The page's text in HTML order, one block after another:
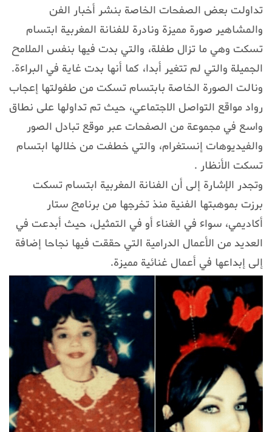
تداولت بعض الصفحات الخاصة بنشر أخبار الفن
والمشاهير صورة مميزة ونادرة للفنانة المغربية ابتسام
تسكت وهي ما تزال طفلة، والتي بدت فيها بنفس الملامح
الجميلة والتي لم تتغير أبدا، كما أنها بدت غاية في البراءة.
ونالت الصورة الخاصة بابتسام تسكت من طفولتها إعجاب
رواد مواقع التواصل الاجتماعي، حيث تم تداولها على نطاق
واسع في مجموعة من الصفحات عبر موقع تبادل الصور
والفيديوهات إنستغرام، والتي خطفت من خلالها ابتسام
تسكت الأنظار .
وتجدر الإشارة إلى أن الفنانة المغربية ابتسام تسكت
برزت بموهبتها الفنية منذ تخرجها من برنامج ستار
أكاديمي، سواء في الغناء أو في التمثيل، حيث أبدعت في
العديد من الأعمال الدرامية التي حققت فيها نجاحا إضافة
إلى إبداعها في أعمال غنائية مميزة.